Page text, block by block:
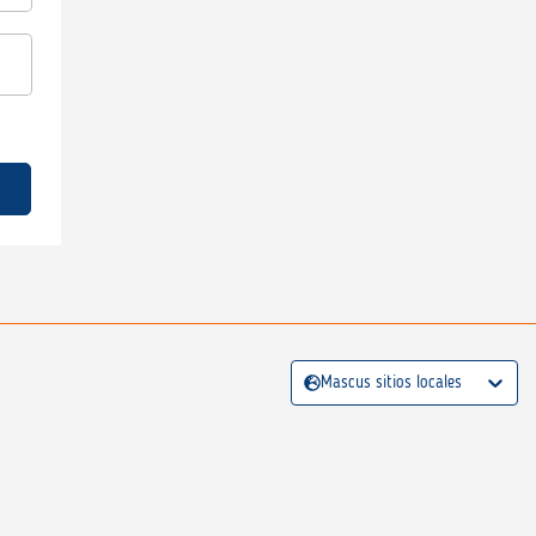
Mascus sitios locales